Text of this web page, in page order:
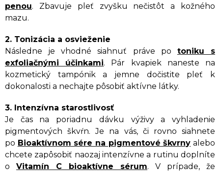
penou. Zbavuje pleť zvyšku nečistôt a kožného
mazu.
2. Tonizácia a osvieženie
Následne je vhodné siahnuť práve po toniku s
exfoliačnými účinkami. Pár kvapiek naneste na
kozmetický tampónik a jemne dočistite pleť k
dokonalosti a nechajte pôsobiť aktívne látky.
3. Intenzívna starostlivosť
Je čas na poriadnu dávku výživy a vyhladenie
pigmentových škvŕn. Je na vás, či rovno siahnete
po Bioaktívnom sére na pigmentové škvrny alebo
chcete zapôsobiť naozaj intenzívne a rutinu doplníte
o Vitamín C bioaktívne sérum. V prípade, že